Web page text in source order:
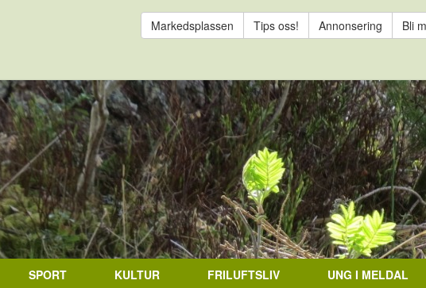
Markedsplassen Tips oss! Annonsering Bli
SPORT KULTUR FRILUFTSLIV UNG I MELDAL